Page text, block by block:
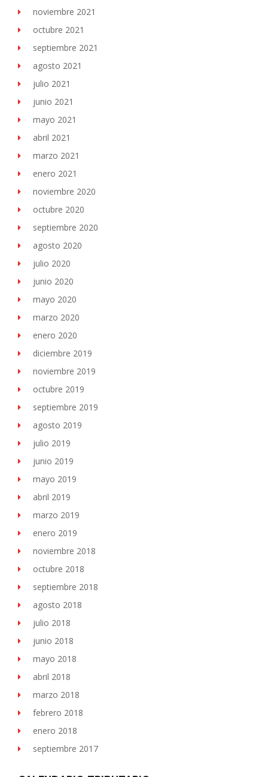
noviembre 2021
octubre 2021
septiembre 2021
agosto 2021
julio 2021
junio 2021
mayo 2021
abril 2021
marzo 2021
enero 2021
noviembre 2020
octubre 2020
septiembre 2020
agosto 2020
julio 2020
junio 2020
mayo 2020
marzo 2020
enero 2020
diciembre 2019
noviembre 2019
octubre 2019
septiembre 2019
agosto 2019
julio 2019
junio 2019
mayo 2019
abril 2019
marzo 2019
enero 2019
noviembre 2018
octubre 2018
septiembre 2018
agosto 2018
julio 2018
junio 2018
mayo 2018
abril 2018
marzo 2018
febrero 2018
enero 2018
septiembre 2017